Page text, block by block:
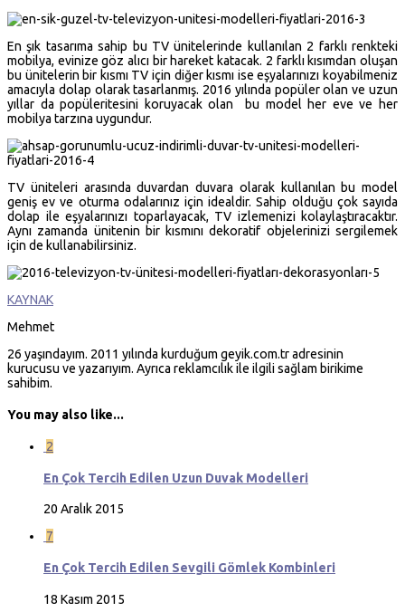
En şık tasarıma sahip bu TV ünitelerinde kullanılan 2 farklı renkteki
mobilya, evinize göz alıcı bir hareket katacak. 2 farklı kısımdan oluşan
bu ünitelerin bir kısmı TV için diğer kısmı ise eşyalarınızı koyabilmeniz
amacıyla dolap olarak tasarlanmış. 2016 yılında popüler olan ve uzun
yıllar da popüleritesini koruyacak olan bu model her eve ve her
mobilya tarzına uygundur.
TV üniteleri arasında duvardan duvara olarak kullanılan bu model
geniş ev ve oturma odalarınız için idealdir. Sahip olduğu çok sayıda
dolap ile eşyalarınızı toparlayacak, TV izlemenizi kolaylaştıracaktır.
Aynı zamanda ünitenin bir kısmını dekoratif objelerinizi sergilemek
için de kullanabilirsiniz.
KAYNAK
Mehmet
26 yaşındayım. 2011 yılında kurduğum geyik.com.tr adresinin
kurucusu ve yazarıyım. Ayrıca reklamcılık ile ilgili sağlam birikime
sahibim.
You may also like...
2
En Çok Tercih Edilen Uzun Duvak Modelleri
20 Aralık 2015
7
En Çok Tercih Edilen Sevgili Gömlek Kombinleri
18 Kasım 2015